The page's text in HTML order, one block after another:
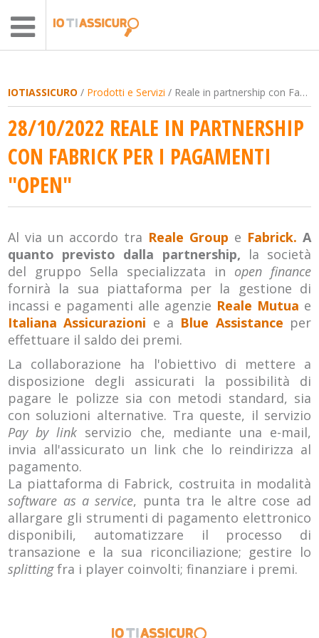
IOTIASSICURO / Prodotti e Servizi / Reale in partnership con Fabrick per i pagamenti "open"
28/10/2022 REALE IN PARTNERSHIP
CON FABRICK PER I PAGAMENTI
"OPEN"
Al via un accordo tra Reale Group e Fabrick. A
quanto previsto dalla partnership, la società
del gruppo Sella specializzata in open finance
fornirà la sua piattaforma per la gestione di
incassi e pagamenti alle agenzie Reale Mutua e
Italiana Assicurazioni e a Blue Assistance per
effettuare il saldo dei premi.
La collaborazione ha l'obiettivo di mettere a
disposizione degli assicurati la possibilità di
pagare le polizze sia con metodi standard, sia
con soluzioni alternative. Tra queste, il servizio
Pay by link servizio che, mediante una e-mail,
invia all'assicurato un link che lo reindirizza al
pagamento.
La piattaforma di Fabrick, costruita in modalità
software as a service, punta tra le altre cose ad
allargare gli strumenti di pagamento elettronico
disponibili, automatizzare il processo di
transazione e la sua riconciliazione; gestire lo
splittingfra i player coinvolti; finanziare i premi.